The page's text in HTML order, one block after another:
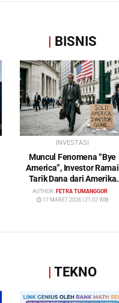
| BISNIS
INVESTASI
Muncul Fenomena “Bye
America”, Investor Ramai
Tarik Dana dari Amerika
Serikat: Wall Street Mulai
Ditinggalkan
AUTHOR: FETRA TUMANGGOR
17 MARET 2026 | 21:02 WIB
| TEKNO